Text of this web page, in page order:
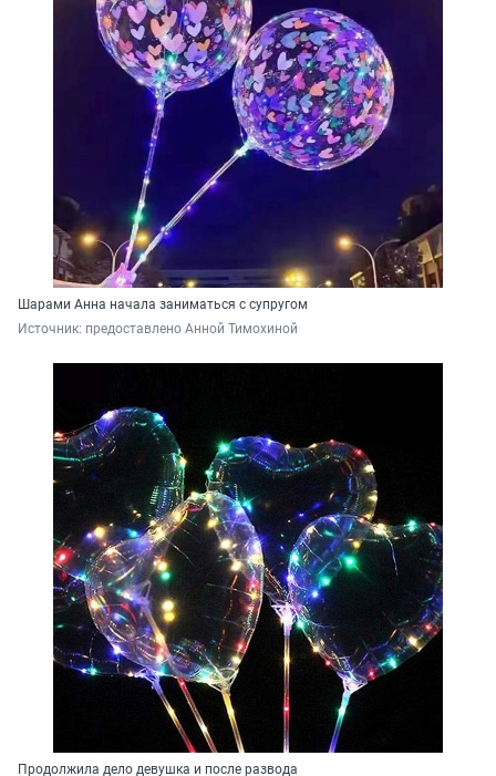
Шарами Анна начала заниматься с супругом
Источник: предоставлено Анной Тимохиной
Продолжила дело девушка и после развода